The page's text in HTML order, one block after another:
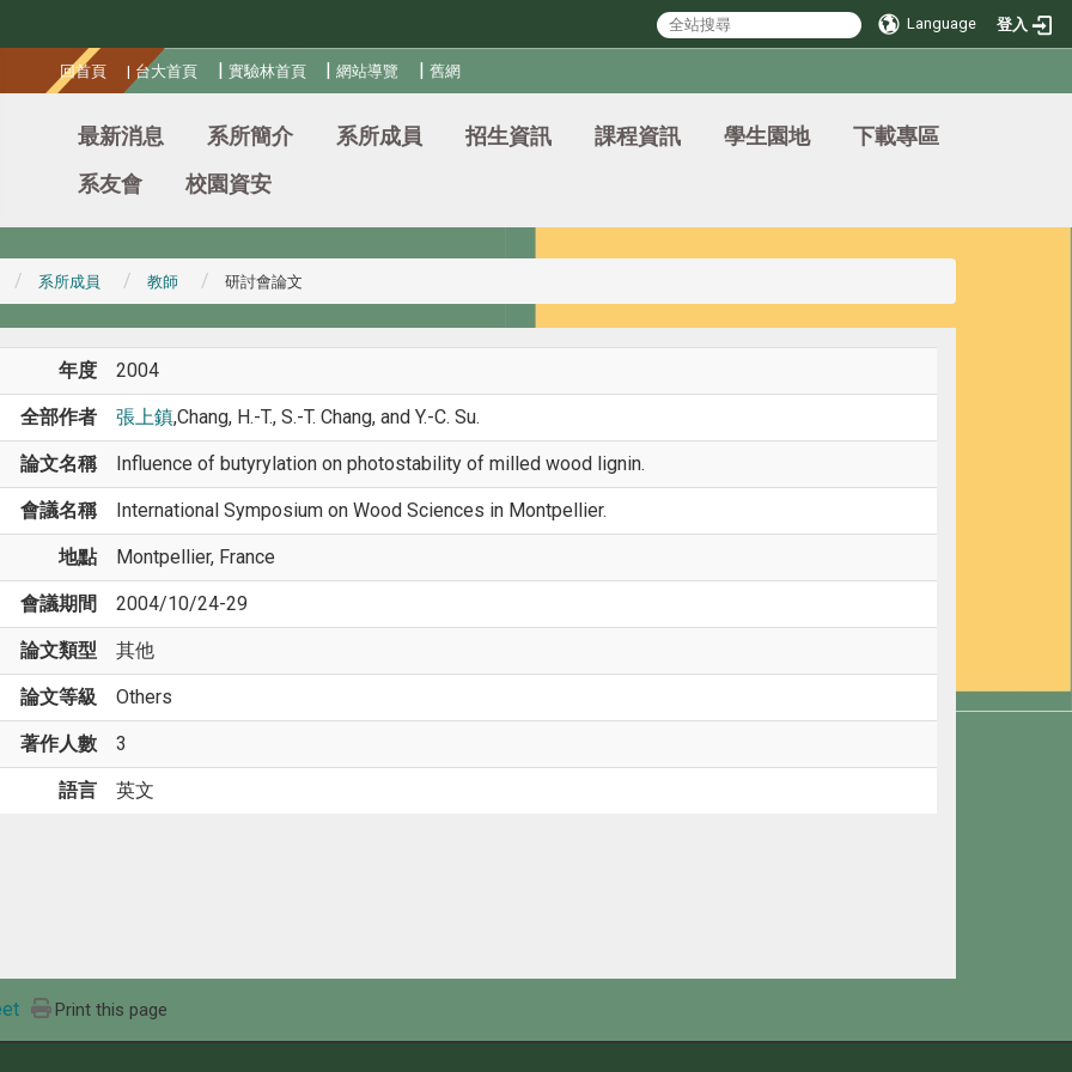
Language 登入
回首頁 | 台大首頁 | 實驗林首頁 |網站導覽 |舊網
最新消息 系所簡介 系所成員 招生資訊 課程資訊 學生園地
下載專區
系友會
校園資安
系所成員 教師 研討會論文
年度 2004
全部作者 張上鎮,Chang, H.-T., S.-T. Chang, and Y.-C. Su.
論文名稱 Influence of butyrylation on photostability of milled wood lignin.
會議名稱 International Symposium on Wood Sciences in Montpellier.
地點 Montpellier, France
會議期間 2004/10/24-29
論文類型 其他
論文等級 Others
著作人數 3
語言 英文
Print this page